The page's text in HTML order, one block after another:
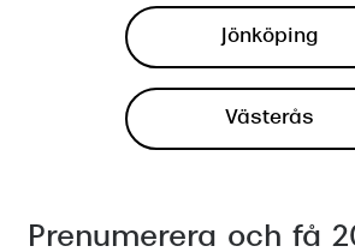
Jönköping
Västerås
Prenumerera och få